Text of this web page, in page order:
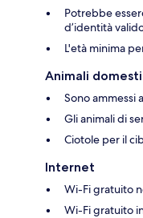
Potrebbe
d’identità
L'età minima
Animali
Sono ammessi
Gli animali di
Ciotole per il
Internet
Wi-Fi gratuito
Wi-Fi gratuito